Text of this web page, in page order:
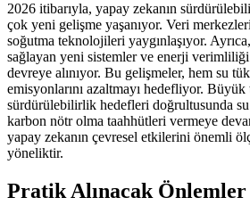
2026 itibarıyla, yapay zekanın
çok yeni gelişme yaşanıyor. Veri
soğutma teknolojileri yaygınlaşıyor.
sağlayan yeni sistemler ve enerji
devreye alınıyor. Bu gelişmeler, hem su
emisyonlarını azaltmayı hedefliyor.
sürdürülebilirlik hedefleri doğrultusunda su
karbon nötr olma taahhütleri vermeye
yapay zekanın çevresel etkilerini önemli
yöneliktir.
Pratik Alınacak Önlemler